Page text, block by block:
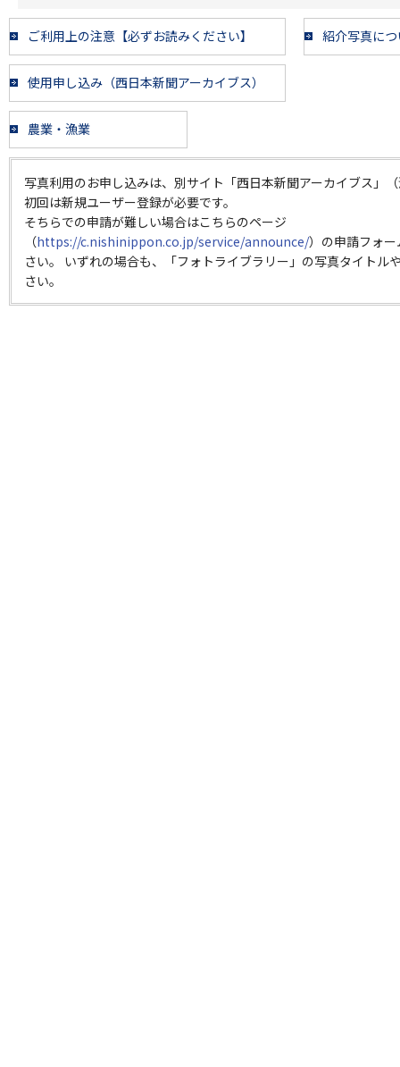
ご利用上の注意【必ずお読みください】 紹介写真に
使用申し込み（西日本新聞アーカイブス）
農業・漁業
写真利用のお申し込みは、別サイト「西日本新聞アーカイブス」
初回は新規ユーザー登録が必要です。
そちらでの申請が難しい場合はこちらのページ
（https://c.nishinippon.co.jp/service/announce/）の申請フォ
さい。 いずれの場合も、「フォトライブラリー」の写真タイトル
さい。